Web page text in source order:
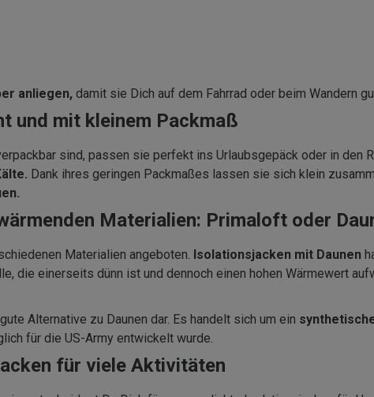
anliegen, damit sie Dich auf dem Fahrrad oder beim Wandern
und mit kleinem Packmaß
sind, passen sie perfekt ins Urlaubsgepäck oder in den
Dank ihres geringen Packmaßes lassen sie sich klein
Materialien: Primaloft oder
Materialien angeboten. Isolationsjacken mit Daunen
die einerseits dünn ist und dennoch einen hohen Wärmewert
Alternative zu Daunen dar. Es handelt sich um ein
für die US-Army entwickelt wurde.
für viele Aktivitäten